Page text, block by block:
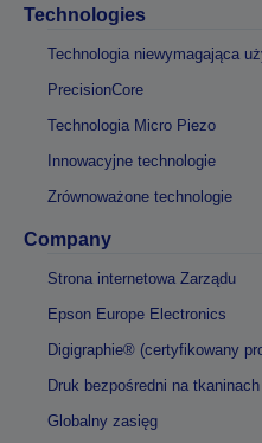
Technologies
Technologia niewymagająca
PrecisionCore
Technologia Micro Piezo
Innowacyjne technologie
Zrównoważone technologie
Company
Strona internetowa Zarządu
Epson Europe Electronics
Digigraphie® (certyfikowany
Druk bezpośredni na tkaninach
Globalny zasięg